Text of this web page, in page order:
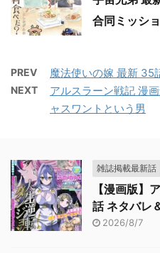
合同ミッシ
PREV 魔法使いの嫁 最新 35
NEXT
アルスラーン戦記 漫
ャスワントという男
雑誌掲載最新話
【漫画版】
話 ネタバレ
2026/8/7